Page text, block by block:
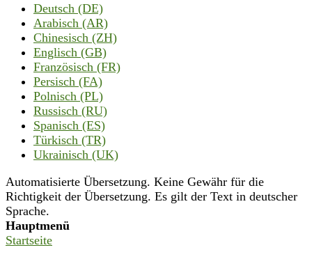
Deutsch (DE)
Arabisch (AR)
Chinesisch (ZH)
Englisch (GB)
Französisch (FR)
Persisch (FA)
Polnisch (PL)
Russisch (RU)
Spanisch (ES)
Türkisch (TR)
Ukrainisch (UK)
Automatisierte Übersetzung. Keine Gewähr für die
Richtigkeit der Übersetzung. Es gilt der Text in deutscher
Sprache.
Hauptmenü
Startseite